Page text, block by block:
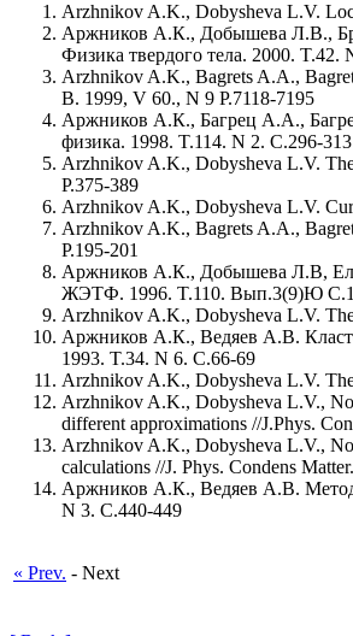
Arzhnikov A.K., Dobysheva L.V.
Аржников А.К., Добышева Л.В.,
Физика твердого тела. 2000. T.42.
Arzhnikov A.K., Bagrets A.A.,
B. 1999, V 60., N 9 P.7118-7195
Аржников А.К., Багрец А.А.,
физика. 1998. T.114. N 2. C.296-313
Arzhnikov A.K., Dobysheva L.V.
P.375-389
Arzhnikov A.K., Dobysheva L.V.
Arzhnikov A.K., Bagrets A.A.,
P.195-201
Аржников А.К., Добышева Л.В,
ЖЭТФ. 1996. T.110. Вып.3(9)Ю
Arzhnikov A.K., Dobysheva L.V.
Аржников А.К., Ведяев А.В.
1993. T.34. N 6. C.66-69
Arzhnikov A.K., Dobysheva L.V.
Arzhnikov A.K., Dobysheva L.V.,
different approximations //J.Phys.
Arzhnikov A.K., Dobysheva L.V.,
calculations //J. Phys. Condens
Аржников А.К., Ведяев А.В. Метод
N 3. C.440-449
« Prev. - Next